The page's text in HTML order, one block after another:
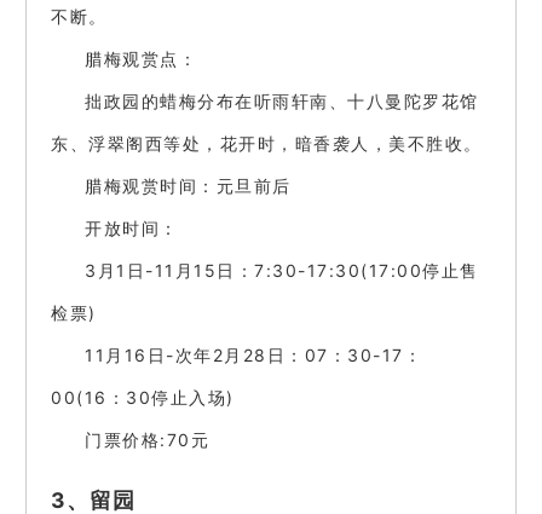
不断。
腊梅观赏点：
拙政园的蜡梅分布在听雨轩南、十八曼陀罗花馆
东、浮翠阁西等处，花开时，暗香袭人，美不胜收。
腊梅观赏时间：元旦前后
开放时间：
3月1日-11月15日：7:30-17:30(17:00停止售
检票)
11月16日-次年2月28日：07：30-17：
00(16：30停止入场)
门票价格:70元
3、留园